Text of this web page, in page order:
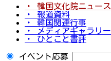
・ 韓国文化院ニュース
・ 報道資料
・ 韓国関連行事
・ メディアギャラリー
・ ひとこと書評
イベント応募